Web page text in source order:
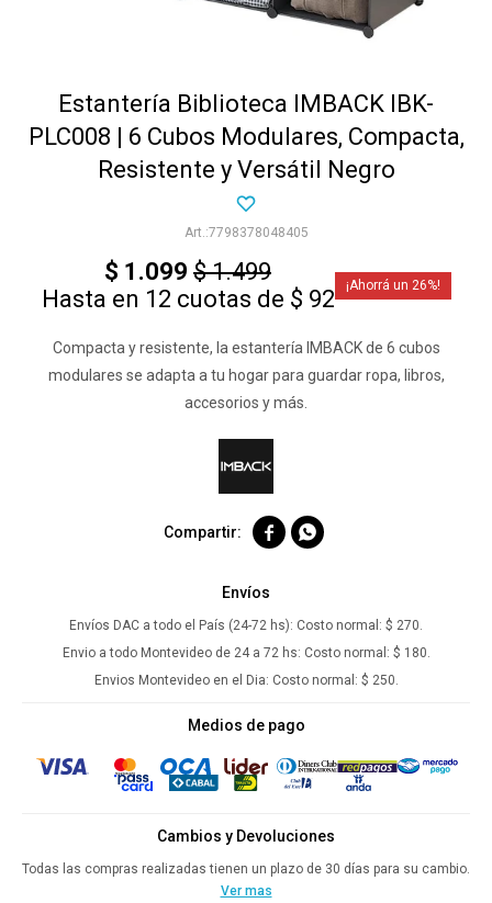
Estantería Biblioteca IMBACK IBK-
PLC008 | 6 Cubos Modulares, Compacta,
Resistente y Versátil Negro
7798378048405
$ 1.099 $ 1.499
Hasta en 12 cuotas de $ 92
26
Compacta y resistente, la estantería IMBACK de 6 cubos
modulares se adapta a tu hogar para guardar ropa, libros,
accesorios y más.
 
Envíos
Envíos DAC a todo el País (24-72 hs): Costo normal: $ 270.
Envio a todo Montevideo de 24 a 72 hs: Costo normal: $ 180.
Envios Montevideo en el Dia: Costo normal: $ 250.
Medios de pago
Cambios y Devoluciones
Todas las compras realizadas tienen un plazo de 30 días para su cambio.
Ver mas